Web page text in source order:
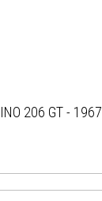
206 GT - 1967